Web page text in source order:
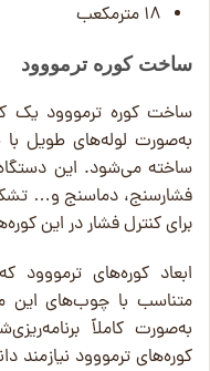
۱۸ مترمکعب
ساخت کوره ترمووود
ساخت کوره ترمووود یک
ساخته می‌شود. این
فشارسنج، دماسنج و…
برای کنترل فشار در این
ابعاد کوره‌های
متناسب با چوب‌های این
به‌صورت کاملاً
کوره‌های ترمووود